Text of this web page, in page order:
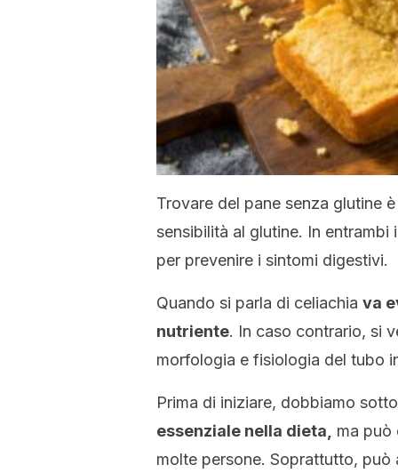
Trovare del pane senza glutine
sensibilità al glutine. In entrambi
per prevenire i sintomi digestivi.
Quando si parla di celiachia va
nutriente. In caso contrario, si
morfologia e fisiologia del tubo
Prima di iniziare, dobbiamo
essenziale nella dieta,
ma può
molte persone. Soprattutto, può